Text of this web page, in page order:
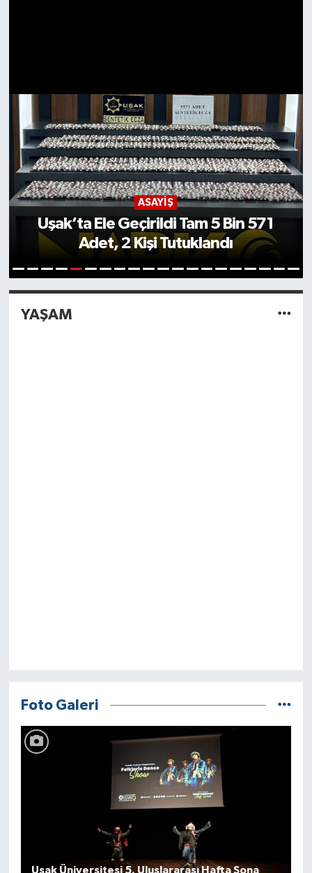
ASAYİŞ
Uşak’ta Kaçak Tütün Operasyonu
Gerçekleştirildi
YAŞAM
Foto Galeri
Uşak Üniversitesi 5. Uluslararası Hafta Sona